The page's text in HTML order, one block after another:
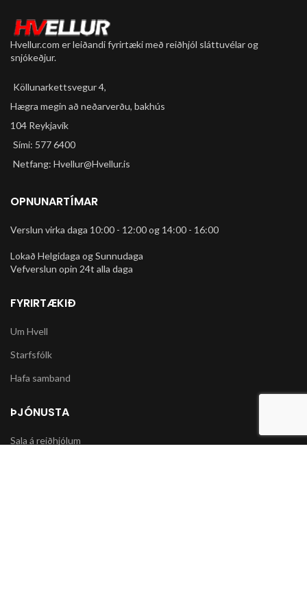
Hvellur.com er leiðandi fyrirtæki með reiðhjól sláttuvélar og
snjókeðjur.
Köllunarkettsvegur 4,
Hægra megin að neðarverðu, bakhús
104 Reykjavík
Sími: 577 6400
Netfang: Hvellur@Hvellur.is
OPNUNARTÍMAR
Verslun virka daga 10:00 - 12:00 og 14:00 - 16:00
Lokað Helgidaga og Sunnudaga
Vefverslun opin 24t alla daga
FYRIRTÆKIÐ
Um Hvell
Starfsfólk
Hafa samband
ÞJÓNUSTA
Sala á reiðhjólum